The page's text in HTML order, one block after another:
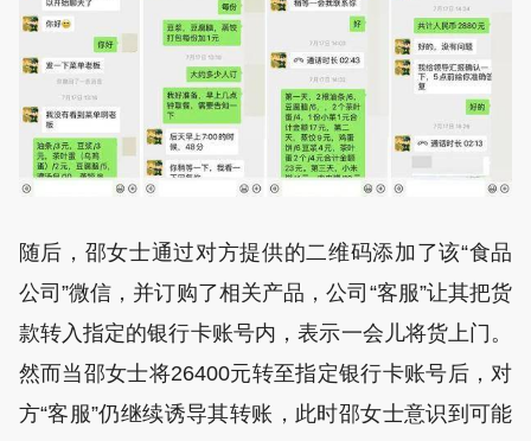
随后，邵女士通过对方提供的二维码添加了该“食品
公司”微信，并订购了相关产品，公司“客服”让其把货
款转入指定的银行卡账号内，表示一会儿将货上门。
然而当邵女士将26400元转至指定银行卡账号后，对
方“客服”仍继续诱导其转账，此时邵女士意识到可能